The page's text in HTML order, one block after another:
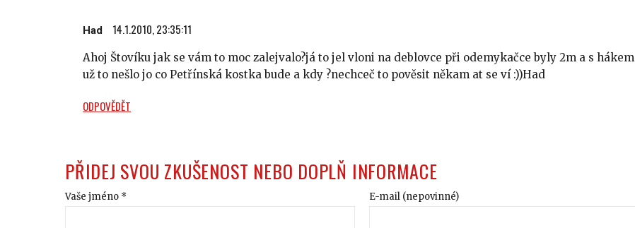
Had 14.1.2010, 23:35:11
Ahoj Štovíku jak se vám to moc zalejvalo?já to jel vloni na deblovce při odemykačce byly 2m a s hákem
už to nešlo jo co Petřínská kostka bude a kdy ?nechceč to pověsit někam at se ví :))Had
ODPOVĚDĚT
PŘIDEJ SVOU ZKUŠENOST NEBO DOPLŇ INFORMACE
Vaše jméno * E-mail (nepovinné)